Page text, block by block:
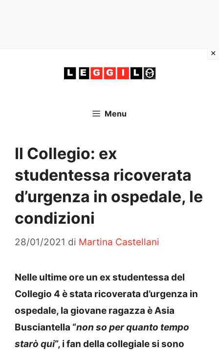
Menu
Il Collegio: ex
studentessa ricoverata
d’urgenza in ospedale, le
condizioni
28/01/2021 di Martina Castellani
Nelle ultime ore un ex studentessa del
Collegio 4 è stata ricoverata d’urgenza in
ospedale, la giovane ragazza è Asia
Busciantella “non so per quanto tempo
starò qui“, i fan della collegiale si sono